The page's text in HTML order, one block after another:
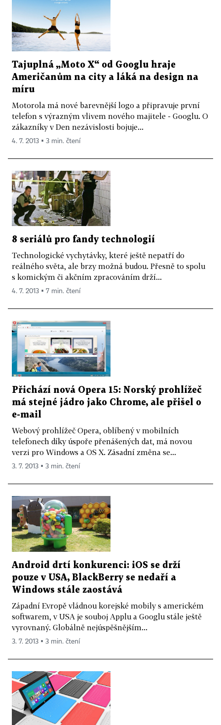
Tajuplná „Moto X“ od Googlu hraje
Američanům na city a láká na design na
míru
Motorola má nové barevnější logo a připravuje první
telefon s výrazným vlivem nového majitele - Googlu. O
zákazníky v Den nezávislosti bojuje...
4. 7. 2013 ▪ 3 min. čtení
8 seriálů pro fandy technologií
Technologické vychytávky, které ještě nepatří do
reálného světa, ale brzy možná budou. Přesně to spolu
s komickým či akčním zpracováním drží...
4. 7. 2013 ▪ 7 min. čtení
Přichází nová Opera 15: Norský prohlížeč
má stejné jádro jako Chrome, ale přišel o
e-mail
Webový prohlížeč Opera, oblíbený v mobilních
telefonech díky úspoře přenášených dat, má novou
verzi pro Windows a OS X. Zásadní změna se...
3. 7. 2013 ▪ 3 min. čtení
Android drtí konkurenci: iOS se drží
pouze v USA, BlackBerry se nedaří a
Windows stále zaostává
Západní Evropě vládnou korejské mobily s americkém
softwarem, v USA je souboj Applu a Googlu stále ještě
vyrovnaný. Globálně nejúspěšnějším...
3. 7. 2013 ▪ 3 min. čtení